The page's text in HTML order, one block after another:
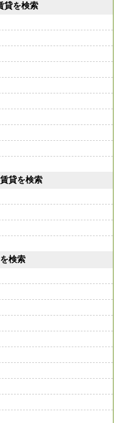
貸を検索
貸を検索
検索